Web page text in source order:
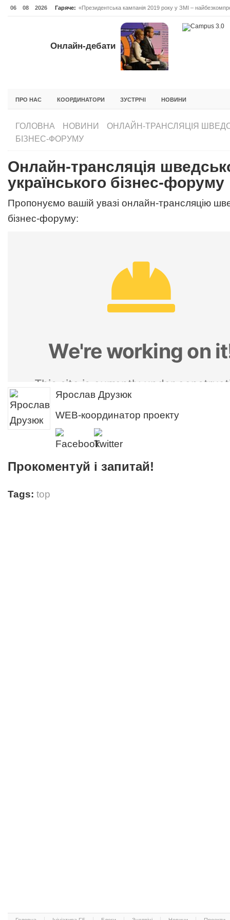
06 08 2026 Гаряче: «Президентська кампанія 2019 року у ЗМІ –
Онлайн-дебати #Відповідальне лідерство. Випуск 3
ОНЛАЙН-ДЕБАТИ #ВІДПОВІДАЛЬНЕ ЛІДЕРСТВО.
Онлайн-дебати
ПРО НАС КООРДИНАТОРИ ЗУСТРІЧІ НОВИНИ
ГОЛОВНА НОВИНИ
ОНЛАЙН-ТРАНСЛЯЦІЯ
БІЗНЕС-ФОРУМУ
Онлайн-трансляція
українського бізнес-форуму
Пропонуємо вашій увазі онлайн-трансляцію
бізнес-форуму:
Ярослав Друзюк
WEB-координатор проекту
Прокоментуй і запитай!
Tags: top